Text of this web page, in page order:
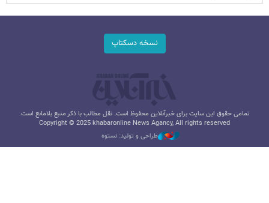
نسخه دسکتاپ
تمامی حقوق این سایت برای خبرآنلاین محفوظ است. نقل مطالب با ذکر منبع بلامانع است.
Copyright © 2025 khabaronline News Agancy, All rights reserved
طراحی و تولید: نستوه